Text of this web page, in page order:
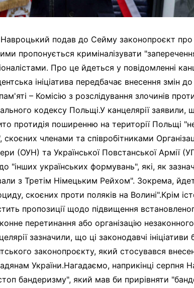
подав до Сейму законопроєкт про
пропонується криміналізувати
Про це йдеться у повідомленні
ініціатива передбачає внесення змін
– Комісію з розслідування злочинів
кодексу Польщі.У канцелярії
протидія поширенню на території Польщі
членами та співробітниками
(ОУН) та Української Повстанської Армії
"інших українських формувань", які, як
з Третім Німецьким Рейхом". Зокрема,
скоєних проти поляків на Волині".Крім
пропозиції щодо підвищення
перетинання або організацію
зазначили, що ці законодавчі ініціативи
законопроєкту, який стосувався
України.Нагадаємо, наприкінці серпня
бандеризму", який мав би прирівняти